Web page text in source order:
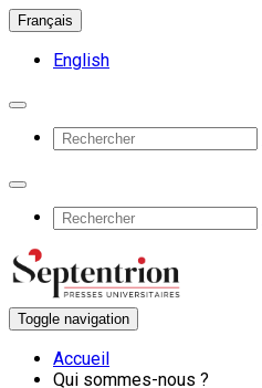
Français
English
Toggle navigation
Accueil
Qui sommes-nous ?